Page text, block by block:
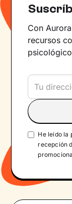
Con
recursos
He leído la
recepción